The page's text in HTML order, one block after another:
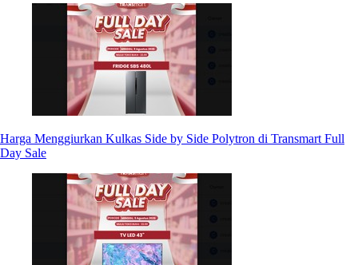
Harga Menggiurkan Kulkas Side by Side Polytron di Transmart Full
Day Sale